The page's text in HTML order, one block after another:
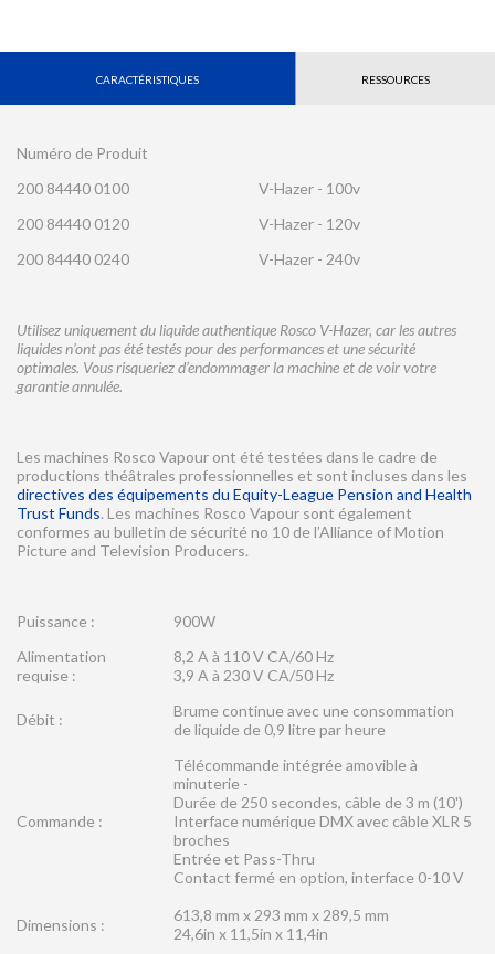
CARACTÉRISTIQUES RESSOURCES
Numéro de Produit
200 84440 0100
V-Hazer - 100v
200 84440 0120
V-Hazer - 120v
200 84440 0240
V-Hazer - 240v
Utilisez uniquement du liquide authentique Rosco V-Hazer, car les autres
liquides n’ont pas été testés pour des performances et une sécurité
optimales. Vous risqueriez d’endommager la machine et de voir votre
garantie annulée.
Les machines Rosco Vapour ont été testées dans le cadre de
productions théâtrales professionnelles et sont incluses dans les
directives des équipements du Equity-League Pension and Health
Trust Funds. Les machines Rosco Vapour sont également
conformes au bulletin de sécurité no 10 de l’Alliance of Motion
Picture and Television Producers.
Puissance :
900W
Alimentation
requise :
8,2 A à 110 V CA/60 Hz
3,9 A à 230 V CA/50 Hz
Débit :
Brume continue avec une consommation
de liquide de 0,9 litre par heure
Commande :
Télécommande intégrée amovible à
minuterie -
Durée de 250 secondes, câble de 3 m (10')
Interface numérique DMX avec câble XLR 5
broches
Entrée et Pass-Thru
Contact fermé en option, interface 0-10 V
Dimensions :
613,8 mm x 293 mm x 289,5 mm
24,6in x 11,5in x 11,4in